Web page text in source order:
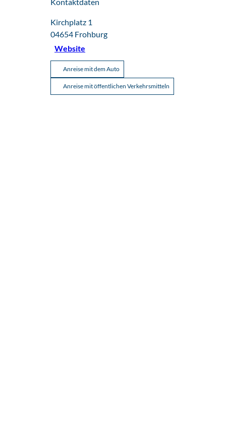
Kirchplatz 1
04654 Frohburg
Website
Anreise mit dem Auto
Anreise mit öffentlichen Verkehrsmitteln